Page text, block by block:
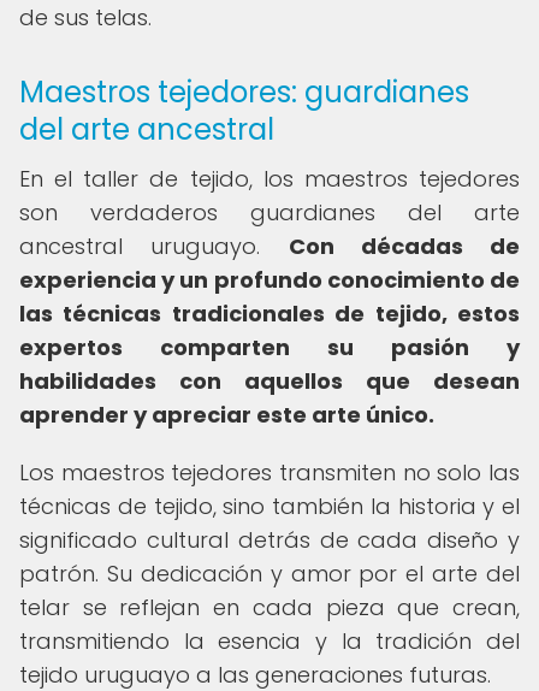
de sus telas.
Maestros tejedores: guardianes
del arte ancestral
En el taller de tejido, los maestros tejedores
son verdaderos guardianes del arte
ancestral uruguayo. Con décadas de
experiencia y un profundo conocimiento de
las técnicas tradicionales de tejido, estos
expertos comparten su pasión y
habilidades con aquellos que desean
aprender y apreciar este arte único.
Los maestros tejedores transmiten no solo las
técnicas de tejido, sino también la historia y el
significado cultural detrás de cada diseño y
patrón. Su dedicación y amor por el arte del
telar se reflejan en cada pieza que crean,
transmitiendo la esencia y la tradición del
tejido uruguayo a las generaciones futuras.